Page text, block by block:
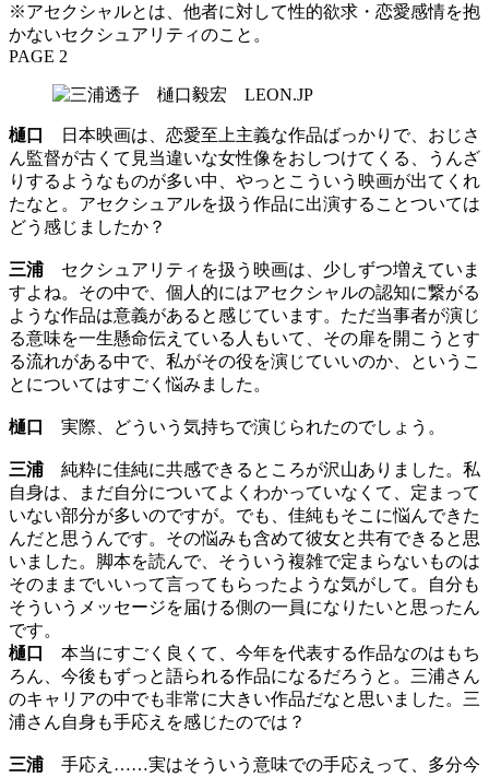
※アセクシャルとは、他者に対して性的欲求・恋愛感情を抱
かないセクシュアリティのこと。
PAGE 2
樋口
日本映画は、恋愛至上主義な作品ばっかりで、おじさ
ん監督が古くて見当違いな女性像をおしつけてくる、うんざ
りするようなものが多い中、やっとこういう映画が出てくれ
たなと。アセクシュアルを扱う作品に出演することついては
どう感じましたか？
三浦 セクシュアリティを扱う映画は、少しずつ増えていま
すよね。その中で、個人的にはアセクシャルの認知に繋がる
ような作品は意義があると感じています。ただ当事者が演じ
る意味を一生懸命伝えている人もいて、その扉を開こうとす
る流れがある中で、私がその役を演じていいのか、というこ
とについてはすごく悩みました。
樋口 実際、どういう気持ちで演じられたのでしょう。
三浦 純粋に佳純に共感できるところが沢山ありました。私
自身は、まだ自分についてよくわかっていなくて、定まって
いない部分が多いのですが。でも、佳純もそこに悩んできた
んだと思うんです。その悩みも含めて彼女と共有できると思
いました。脚本を読んで、そういう複雑で定まらないものは
そのままでいいって言ってもらったような気がして。自分も
そういうメッセージを届ける側の一員になりたいと思ったん
です。
樋口
本当にすごく良くて、今年を代表する作品なのはもち
ろん、今後もずっと語られる作品になるだろうと。三浦さん
のキャリアの中でも非常に大きい作品だなと思いました。三
浦さん自身も手応えを感じたのでは？
三浦 手応え……実はそういう意味での手応えって、多分今